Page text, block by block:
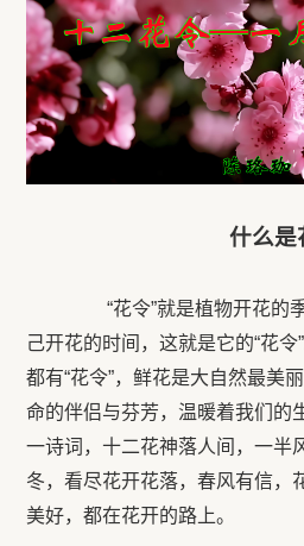
什么是
“花令”就是植物开花的
己开花的时间，这就是它的“花令
都有“花令”，鲜花是大自然最美
命的伴侣与芬芳，温暖着我们的
一诗词，十二花神落人间，一半
冬，看尽花开花落，春风有信，
美好，都在花开的路上。